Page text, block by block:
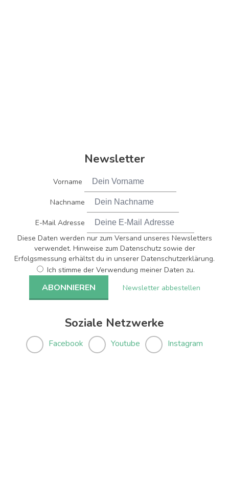
Newsletter
Vorname
Nachname
E-Mail Adresse
Diese Daten werden nur zum Versand unseres Newsletters
verwendet. Hinweise zum Datenschutz sowie der
Erfolgsmessung erhältst du in unserer Datenschutzerklärung.
Ich stimme der Verwendung meiner Daten zu.
Newsletter abbestellen
Soziale Netzwerke
Facebook Youtube Instagram